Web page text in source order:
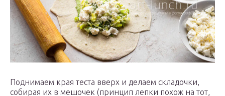
Поднимаем края теста вверх и делаем складочки,
собирая их в мешочек (принцип лепки похож на тот,